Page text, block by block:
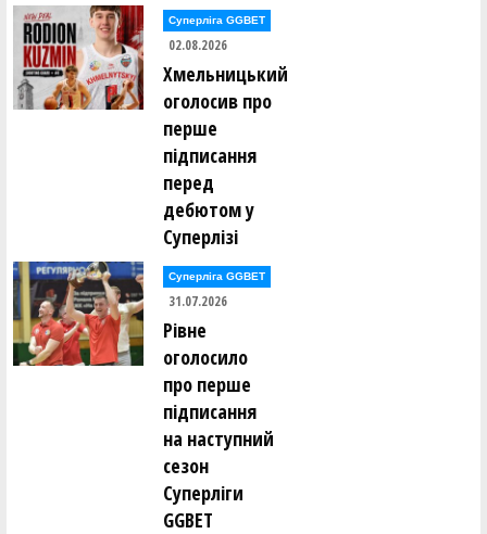
Ксенія Панькіна ()
Денис Парвадов ()
Ростислав Парнак ()
Вікторія Пасечник ()
Володимир Пєд'єв ()
Анатолій Пилипюк ()
Всеволод Пироженко ()
Денис Поворознюк ()
Владислав Полоз ()
Денис Полтавський ()
Леся Полуяхтова ()
Максим Померанцев ()
Роман Пономаренко ()
Вадим Попов ()
Едуард Попов ()
Олександр Приходько ()
Дмитро Проценко ()
Віталій Пустовалов ()
Олександр Раєвський ()
Олександр Раєвський ()
Володимир Расків ()
Катерина Редюк ()
Суперліга GGBET
02.08.2026
Хмельницький
оголосив про
перше
підписання
перед
дебютом у
Суперлізі
Суперліга GGBET
31.07.2026
Рівне
оголосило
про перше
підписання
на наступний
сезон
Суперліги
GGBET